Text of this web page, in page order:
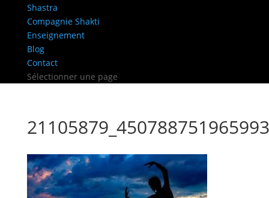
Shastra
Compagnie Shakti
Enseignement
Blog
Contact
Sélectionner une page